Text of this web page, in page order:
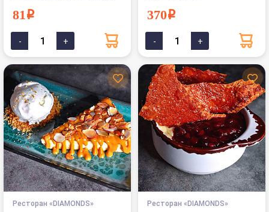
81i 370i
Ресторан «DIAMONDS» Ресторан «DIAMONDS»